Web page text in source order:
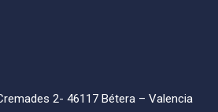
2- 46117 Bétera – Valencia